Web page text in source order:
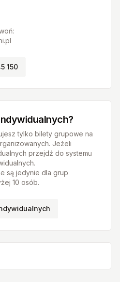
150
tylko bilety grupowe na
Jeżeli
przejdź do systemu
są jedynie dla grup
10 osób.